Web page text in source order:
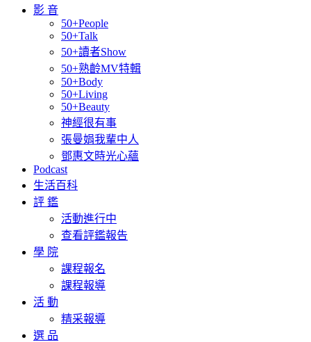
影 音
50+People
50+Talk
50+讀者Show
50+熟齡MV特輯
50+Body
50+Living
50+Beauty
神經很有事
張曼娟我輩中人
鄧惠文時光心蘊
Podcast
生活百科
評 鑑
活動進行中
查看評鑑報告
學 院
課程報名
課程報導
活 動
精采報導
選 品